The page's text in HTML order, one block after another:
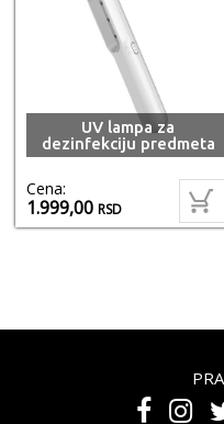
UV lampa za
dezinfekciju predmeta
Cena:
1.999,00RSD